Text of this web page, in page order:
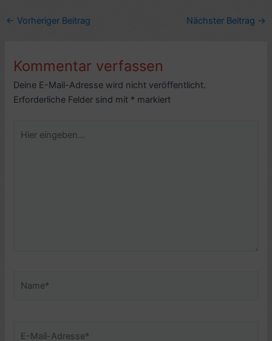
← Vorheriger Beitrag Nächster Beitrag →
Kommentar verfassen
Deine E-Mail-Adresse wird nicht veröffentlicht.
Erforderliche Felder sind mit * markiert
eingeben…